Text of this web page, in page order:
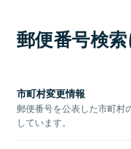
郵便番号検
市町村変更情報
郵便番号を公表した市町村
しています。